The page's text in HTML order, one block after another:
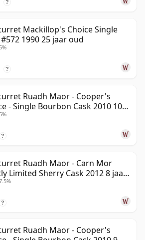
?
Mackillop's Choice Single
#572 1990 25 jaar oud
?
Ruadh Maor - Cooper's
- Single Bourbon Cask 2010 10
?
Ruadh Maor - Carn Mor
Limited Sherry Cask 2012 8 jaar
?
Ruadh Maor - Cooper's